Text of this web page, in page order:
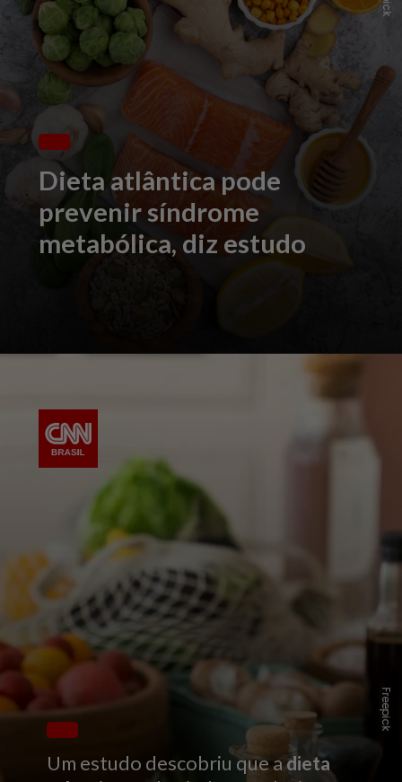
Dieta atlântica pode
prevenir síndrome
metabólica, diz estudo
Um estudo descobriu que a dieta
Freepick